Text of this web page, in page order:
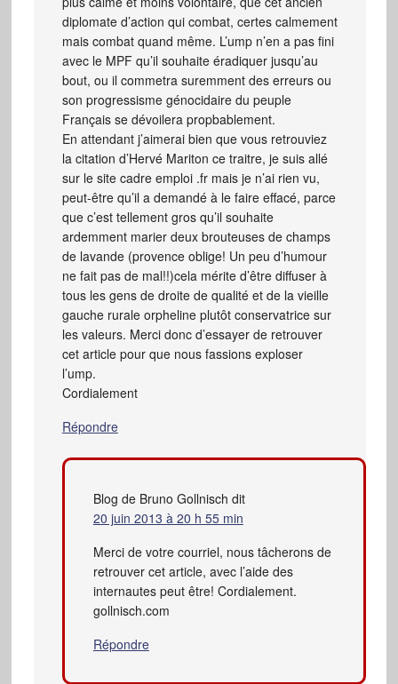
diplomate d’action qui combat, certes calmement
mais combat quand même. L’ump n’en a pas fini
avec le MPF qu’il souhaite éradiquer jusqu’au
bout, ou il commetra suremment des erreurs ou
son progressisme génocidaire du peuple
Français se dévoilera propbablement.
En attendant j’aimerai bien que vous retrouviez
la citation d’Hervé Mariton ce traitre, je suis allé
sur le site cadre emploi .fr mais je n’ai rien vu,
peut-être qu’il a demandé à le faire effacé, parce
que c’est tellement gros qu’il souhaite
ardemment marier deux brouteuses de champs
de lavande (provence oblige! Un peu d’humour
ne fait pas de mal!!)cela mérite d’être diffuser à
tous les gens de droite de qualité et de la vieille
gauche rurale orpheline plutôt conservatrice sur
les valeurs. Merci donc d’essayer de retrouver
cet article pour que nous fassions exploser
l’ump.
Cordialement
Répondre
Blog de Bruno Gollnisch dit
20 juin 2013 à 20 h 55 min
Merci de votre courriel, nous tâcherons de
retrouver cet article, avec l’aide des
internautes peut être! Cordialement.
gollnisch.com
Répondre